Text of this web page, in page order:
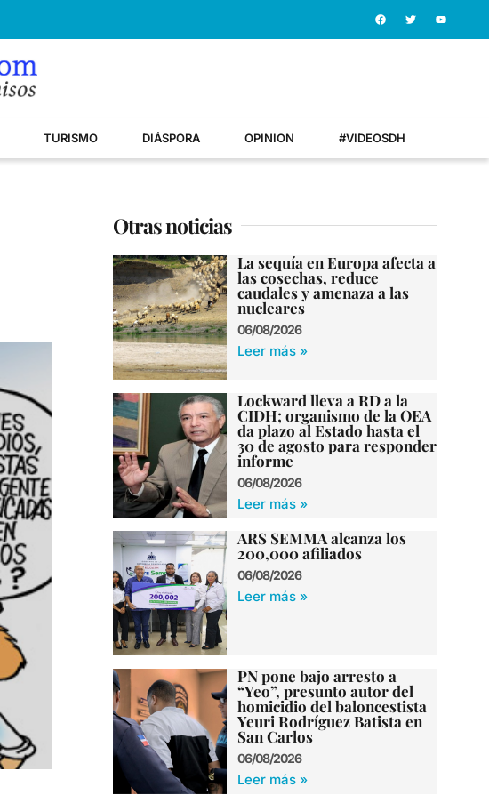
TURISMO DIÁSPORA OPINION #VIDEOSDH
Otras noticias
La sequía en Europa afecta a
las cosechas, reduce
caudales y amenaza a las
nucleares
06/08/2026
Leer más »
Lockward lleva a RD a la
CIDH; organismo de la OEA
da plazo al Estado hasta el
30 de agosto para responder
informe
06/08/2026
Leer más »
ARS SEMMA alcanza los
200,000 afiliados
06/08/2026
Leer más »
PN pone bajo arresto a
“Yeo”, presunto autor del
homicidio del baloncestista
Yeuri Rodríguez Batista en
San Carlos
06/08/2026
Leer más »